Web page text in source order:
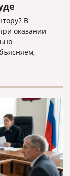
В
оказании